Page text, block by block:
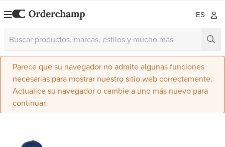
ES
Parece que su navegador no admite algunas funciones
necesarias para mostrar nuestro sitio web correctamente.
Actualice su navegador o cambie a uno más nuevo para
continuar.